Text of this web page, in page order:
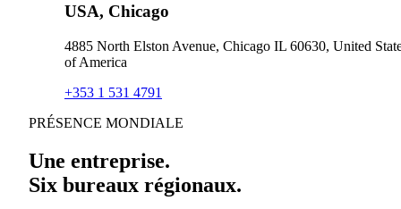
USA, Chicago
4885 North Elston Avenue, Chicago IL 60630, United
of America
+353 1 531 4791
PRÉSENCE MONDIALE
Une entreprise.
Six bureaux régionaux.